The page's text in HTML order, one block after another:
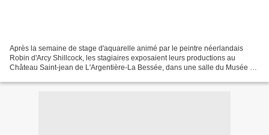
Après la semaine de stage d'aquarelle animé par le peintre néerlandais
Robin d'Arcy Shillcock, les stagiaires exposaient leurs productions au
Château Saint-jean de L'Argentière-La Bessée, dans une salle du Musée de